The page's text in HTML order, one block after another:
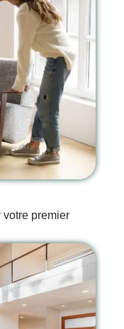
votre premier